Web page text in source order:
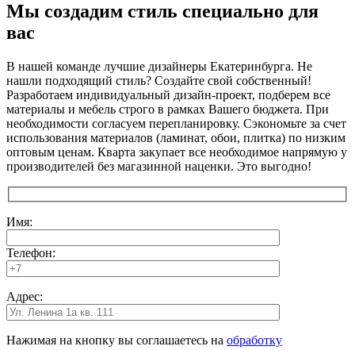
Мы создадим стиль специально для
вас
В нашей команде лучшие дизайнеры Екатеринбурга. Не
нашли подходящий стиль? Создайте свой собственный!
Разработаем индивидуальный дизайн-проект, подберем все
материалы и мебель строго в рамках Вашего бюджета. При
необходимости согласуем перепланировку. Сэкономьте за счет
использования материалов (ламинат, обои, плитка) по низким
оптовым ценам. Кварта закупает все необходимое напрямую у
производителей без магазинной наценки. Это выгодно!
Имя:
Телефон:
Адрес:
Нажимая на кнопку вы соглашаетесь на обработку